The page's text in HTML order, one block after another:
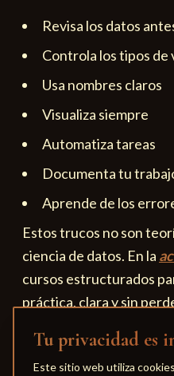
Revisa los datos
Controla los tipos de
Usa nombres claros
Visualiza siempre
Automatiza tareas
Documenta tu
Aprende de los
Estos trucos no son
ciencia de datos. En la
cursos estructurados
práctica, clara y sin
Tu privacidad es
Este sitio web utiliza